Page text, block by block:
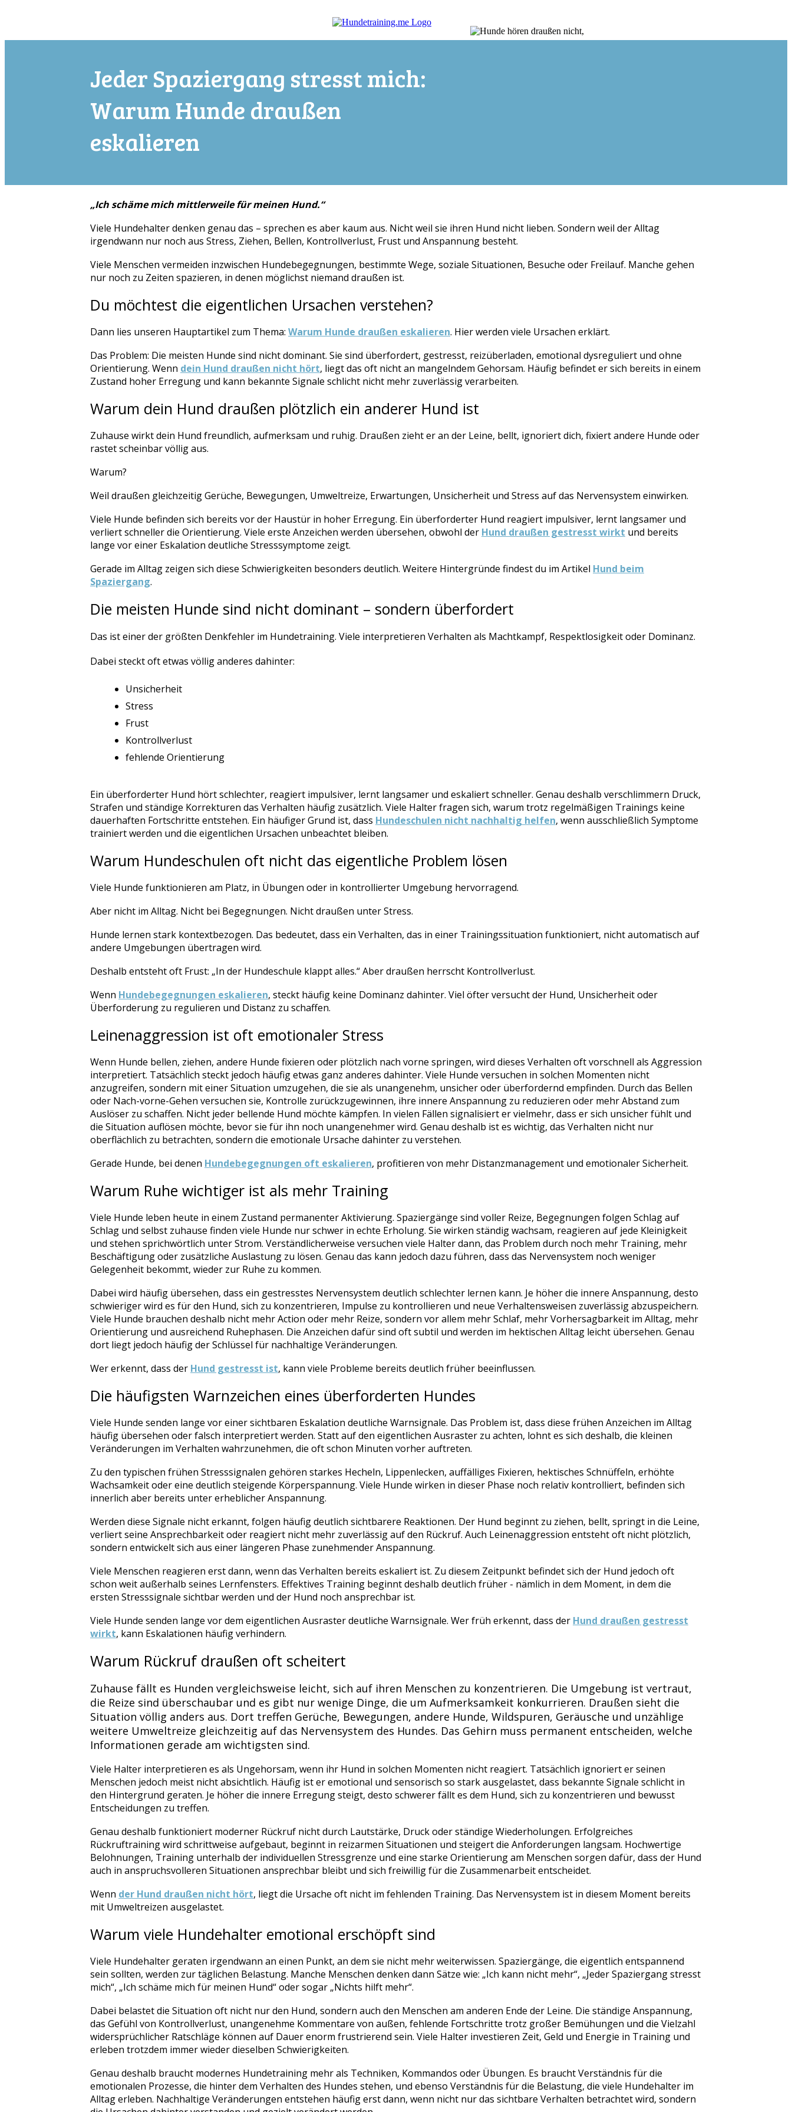
Jeder Spaziergang stresst mich:
Warum Hunde draußen
eskalieren
„Ich schäme mich mittlerweile für meinen Hund.“
Viele Hundehalter denken genau das – sprechen es aber kaum aus. Nicht weil sie ihren Hund nicht lieben. Sondern weil der Alltag
irgendwann nur noch aus Stress, Ziehen, Bellen, Kontrollverlust, Frust und Anspannung besteht.
Viele Menschen vermeiden inzwischen Hundebegegnungen, bestimmte Wege, soziale Situationen, Besuche oder Freilauf. Manche gehen
nur noch zu Zeiten spazieren, in denen möglichst niemand draußen ist.
Du möchtest die eigentlichen Ursachen verstehen?
Dann lies unseren Hauptartikel zum Thema: Warum Hunde draußen eskalieren. Hier werden viele Ursachen erklärt.
Das Problem: Die meisten Hunde sind nicht dominant. Sie sind überfordert, gestresst, reizüberladen, emotional dysreguliert und ohne
Orientierung. Wenn dein Hund draußen nicht hört, liegt das oft nicht an mangelndem Gehorsam. Häufig befindet er sich bereits in einem
Zustand hoher Erregung und kann bekannte Signale schlicht nicht mehr zuverlässig verarbeiten.
Warum dein Hund draußen plötzlich ein anderer Hund ist
Zuhause wirkt dein Hund freundlich, aufmerksam und ruhig. Draußen zieht er an der Leine, bellt, ignoriert dich, fixiert andere Hunde oder
rastet scheinbar völlig aus.
Warum?
Weil draußen gleichzeitig Gerüche, Bewegungen, Umweltreize, Erwartungen, Unsicherheit und Stress auf das Nervensystem einwirken.
Viele Hunde befinden sich bereits vor der Haustür in hoher Erregung. Ein überforderter Hund reagiert impulsiver, lernt langsamer und
verliert schneller die Orientierung. Viele erste Anzeichen werden übersehen, obwohl der Hund draußen gestresst wirkt und bereits
lange vor einer Eskalation deutliche Stresssymptome zeigt.
Gerade im Alltag zeigen sich diese Schwierigkeiten besonders deutlich. Weitere Hintergründe findest du im Artikel Hund beim
Spaziergang.
Die meisten Hunde sind nicht dominant – sondern überfordert
Das ist einer der größten Denkfehler im Hundetraining. Viele interpretieren Verhalten als Machtkampf, Respektlosigkeit oder Dominanz.
Dabei steckt oft etwas völlig anderes dahinter:
Unsicherheit
Stress
Frust
Kontrollverlust
fehlende Orientierung
Ein überforderter Hund hört schlechter, reagiert impulsiver, lernt langsamer und eskaliert schneller. Genau deshalb verschlimmern Druck,
Strafen und ständige Korrekturen das Verhalten häufig zusätzlich. Viele Halter fragen sich, warum trotz regelmäßigen Trainings keine
dauerhaften Fortschritte entstehen. Ein häufiger Grund ist, dass Hundeschulen nicht nachhaltig helfen, wenn ausschließlich Symptome
trainiert werden und die eigentlichen Ursachen unbeachtet bleiben.
Warum Hundeschulen oft nicht das eigentliche Problem lösen
Viele Hunde funktionieren am Platz, in Übungen oder in kontrollierter Umgebung hervorragend.
Aber nicht im Alltag. Nicht bei Begegnungen. Nicht draußen unter Stress.
Hunde lernen stark kontextbezogen. Das bedeutet, dass ein Verhalten, das in einer Trainingssituation funktioniert, nicht automatisch auf
andere Umgebungen übertragen wird.
Deshalb entsteht oft Frust: „In der Hundeschule klappt alles.“ Aber draußen herrscht Kontrollverlust.
Wenn Hundebegegnungen eskalieren, steckt häufig keine Dominanz dahinter. Viel öfter versucht der Hund, Unsicherheit oder
Überforderung zu regulieren und Distanz zu schaffen.
Leinenaggression ist oft emotionaler Stress
Wenn Hunde bellen, ziehen, andere Hunde fixieren oder plötzlich nach vorne springen, wird dieses Verhalten oft vorschnell als Aggression
interpretiert. Tatsächlich steckt jedoch häufig etwas ganz anderes dahinter. Viele Hunde versuchen in solchen Momenten nicht
anzugreifen, sondern mit einer Situation umzugehen, die sie als unangenehm, unsicher oder überfordernd empfinden. Durch das Bellen
oder Nach-vorne-Gehen versuchen sie, Kontrolle zurückzugewinnen, ihre innere Anspannung zu reduzieren oder mehr Abstand zum
Auslöser zu schaffen. Nicht jeder bellende Hund möchte kämpfen. In vielen Fällen signalisiert er vielmehr, dass er sich unsicher fühlt und
die Situation auflösen möchte, bevor sie für ihn noch unangenehmer wird. Genau deshalb ist es wichtig, das Verhalten nicht nur
oberflächlich zu betrachten, sondern die emotionale Ursache dahinter zu verstehen.
Gerade Hunde, bei denen Hundebegegnungen oft eskalieren, profitieren von mehr Distanzmanagement und emotionaler Sicherheit.
Warum Ruhe wichtiger ist als mehr Training
Viele Hunde leben heute in einem Zustand permanenter Aktivierung. Spaziergänge sind voller Reize, Begegnungen folgen Schlag auf
Schlag und selbst zuhause finden viele Hunde nur schwer in echte Erholung. Sie wirken ständig wachsam, reagieren auf jede Kleinigkeit
und stehen sprichwörtlich unter Strom. Verständlicherweise versuchen viele Halter dann, das Problem durch noch mehr Training, mehr
Beschäftigung oder zusätzliche Auslastung zu lösen. Genau das kann jedoch dazu führen, dass das Nervensystem noch weniger
Gelegenheit bekommt, wieder zur Ruhe zu kommen.
Dabei wird häufig übersehen, dass ein gestresstes Nervensystem deutlich schlechter lernen kann. Je höher die innere Anspannung, desto
schwieriger wird es für den Hund, sich zu konzentrieren, Impulse zu kontrollieren und neue Verhaltensweisen zuverlässig abzuspeichern.
Viele Hunde brauchen deshalb nicht mehr Action oder mehr Reize, sondern vor allem mehr Schlaf, mehr Vorhersagbarkeit im Alltag, mehr
Orientierung und ausreichend Ruhephasen. Die Anzeichen dafür sind oft subtil und werden im hektischen Alltag leicht übersehen. Genau
dort liegt jedoch häufig der Schlüssel für nachhaltige Veränderungen.
Wer erkennt, dass der Hund gestresst ist, kann viele Probleme bereits deutlich früher beeinflussen.
Die häufigsten Warnzeichen eines überforderten Hundes
Viele Hunde senden lange vor einer sichtbaren Eskalation deutliche Warnsignale. Das Problem ist, dass diese frühen Anzeichen im Alltag
häufig übersehen oder falsch interpretiert werden. Statt auf den eigentlichen Ausraster zu achten, lohnt es sich deshalb, die kleinen
Veränderungen im Verhalten wahrzunehmen, die oft schon Minuten vorher auftreten.
Zu den typischen frühen Stresssignalen gehören starkes Hecheln, Lippenlecken, auffälliges Fixieren, hektisches Schnüffeln, erhöhte
Wachsamkeit oder eine deutlich steigende Körperspannung. Viele Hunde wirken in dieser Phase noch relativ kontrolliert, befinden sich
innerlich aber bereits unter erheblicher Anspannung.
Werden diese Signale nicht erkannt, folgen häufig deutlich sichtbarere Reaktionen. Der Hund beginnt zu ziehen, bellt, springt in die Leine,
verliert seine Ansprechbarkeit oder reagiert nicht mehr zuverlässig auf den Rückruf. Auch Leinenaggression entsteht oft nicht plötzlich,
sondern entwickelt sich aus einer längeren Phase zunehmender Anspannung.
Viele Menschen reagieren erst dann, wenn das Verhalten bereits eskaliert ist. Zu diesem Zeitpunkt befindet sich der Hund jedoch oft
schon weit außerhalb seines Lernfensters. Effektives Training beginnt deshalb deutlich früher - nämlich in dem Moment, in dem die
ersten Stresssignale sichtbar werden und der Hund noch ansprechbar ist.
Viele Hunde senden lange vor dem eigentlichen Ausraster deutliche Warnsignale. Wer früh erkennt, dass der Hund draußen gestresst
wirkt, kann Eskalationen häufig verhindern.
Warum Rückruf draußen oft scheitert
Zuhause fällt es Hunden vergleichsweise leicht, sich auf ihren Menschen zu konzentrieren. Die Umgebung ist vertraut,
die Reize sind überschaubar und es gibt nur wenige Dinge, die um Aufmerksamkeit konkurrieren. Draußen sieht die
Situation völlig anders aus. Dort treffen Gerüche, Bewegungen, andere Hunde, Wildspuren, Geräusche und unzählige
weitere Umweltreize gleichzeitig auf das Nervensystem des Hundes. Das Gehirn muss permanent entscheiden, welche
Informationen gerade am wichtigsten sind.
Viele Halter interpretieren es als Ungehorsam, wenn ihr Hund in solchen Momenten nicht reagiert. Tatsächlich ignoriert er seinen
Menschen jedoch meist nicht absichtlich. Häufig ist er emotional und sensorisch so stark ausgelastet, dass bekannte Signale schlicht in
den Hintergrund geraten. Je höher die innere Erregung steigt, desto schwerer fällt es dem Hund, sich zu konzentrieren und bewusst
Entscheidungen zu treffen.
Genau deshalb funktioniert moderner Rückruf nicht durch Lautstärke, Druck oder ständige Wiederholungen. Erfolgreiches
Rückruftraining wird schrittweise aufgebaut, beginnt in reizarmen Situationen und steigert die Anforderungen langsam. Hochwertige
Belohnungen, Training unterhalb der individuellen Stressgrenze und eine starke Orientierung am Menschen sorgen dafür, dass der Hund
auch in anspruchsvolleren Situationen ansprechbar bleibt und sich freiwillig für die Zusammenarbeit entscheidet.
Wenn der Hund draußen nicht hört, liegt die Ursache oft nicht im fehlenden Training. Das Nervensystem ist in diesem Moment bereits
mit Umweltreizen ausgelastet.
Warum viele Hundehalter emotional erschöpft sind
Viele Hundehalter geraten irgendwann an einen Punkt, an dem sie nicht mehr weiterwissen. Spaziergänge, die eigentlich entspannend
sein sollten, werden zur täglichen Belastung. Manche Menschen denken dann Sätze wie: „Ich kann nicht mehr“, „Jeder Spaziergang stresst
mich“, „Ich schäme mich für meinen Hund“ oder sogar „Nichts hilft mehr“.
Dabei belastet die Situation oft nicht nur den Hund, sondern auch den Menschen am anderen Ende der Leine. Die ständige Anspannung,
das Gefühl von Kontrollverlust, unangenehme Kommentare von außen, fehlende Fortschritte trotz großer Bemühungen und die Vielzahl
widersprüchlicher Ratschläge können auf Dauer enorm frustrierend sein. Viele Halter investieren Zeit, Geld und Energie in Training und
erleben trotzdem immer wieder dieselben Schwierigkeiten.
Genau deshalb braucht modernes Hundetraining mehr als Techniken, Kommandos oder Übungen. Es braucht Verständnis für die
emotionalen Prozesse, die hinter dem Verhalten des Hundes stehen, und ebenso Verständnis für die Belastung, die viele Hundehalter im
Alltag erleben. Nachhaltige Veränderungen entstehen häufig erst dann, wenn nicht nur das sichtbare Verhalten betrachtet wird, sondern